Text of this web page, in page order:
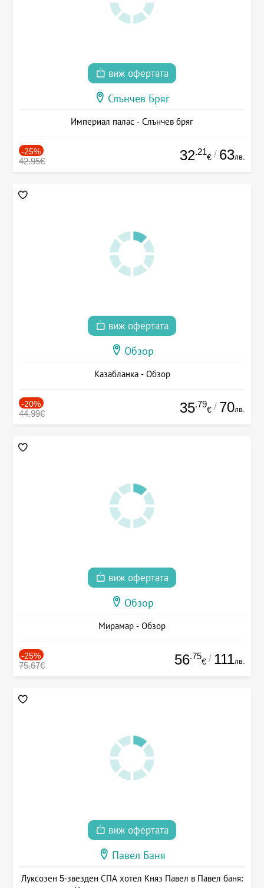
виж офертата
Слънчев Бряг
Империал палас - Слънчев бряг
-25%
42.95€ 32.21
€ / 63лв.
виж офертата
Обзор
Казабланка - Обзор
-20%
44.99€ 35.79
€ / 70лв.
виж офертата
Обзор
Мирамар - Обзор
-25%
75.67€ 56.75
€ / 111лв.
виж офертата
Павел Баня
Луксозен 5-звезден СПА хотел Княз Павел в Павел баня: